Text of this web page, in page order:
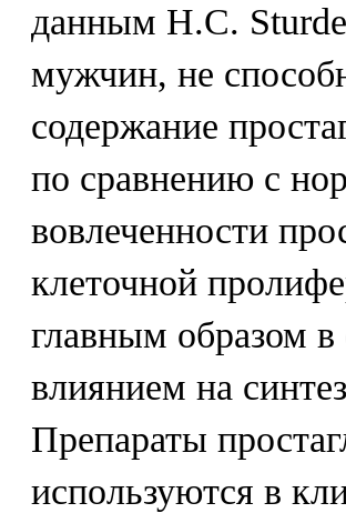
данным Н.С.
мужчин, не
содержание
по сравнению с
вовлеченности
клеточной
главным образом
влиянием на
Препараты
используются в